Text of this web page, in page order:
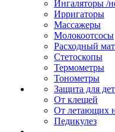
Ингаляторы /
Ирригаторы
Массажеры
Молокоотсосы
Расходный
Стетоскопы
Термометры
Тонометры
Защита для
От клещей
От летающих
Педикулез